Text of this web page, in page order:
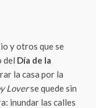
y otros que se
del Día de la
la casa por la
Loverse quede sin
inundar las calles